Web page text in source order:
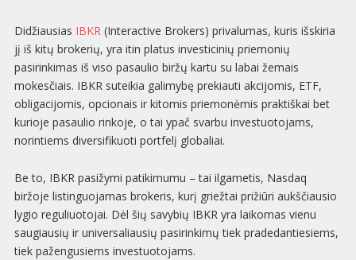
Didžiausias IBKR (Interactive Brokers) privalumas, kuris išskiria
jį iš kitų brokerių, yra itin platus investicinių priemonių
pasirinkimas iš viso pasaulio biržų kartu su labai žemais
mokesčiais. IBKR suteikia galimybę prekiauti akcijomis, ETF,
obligacijomis, opcionais ir kitomis priemonėmis praktiškai bet
kurioje pasaulio rinkoje, o tai ypač svarbu investuotojams,
norintiems diversifikuoti portfelį globaliai.
Be to, IBKR pasižymi patikimumu – tai ilgametis, Nasdaq
biržoje listinguojamas brokeris, kurį griežtai prižiūri aukščiausio
lygio reguliuotojai. Dėl šių savybių IBKR yra laikomas vienu
saugiausių ir universaliausių pasirinkimų tiek pradedantiesiems,
tiek pažengusiems investuotojams.